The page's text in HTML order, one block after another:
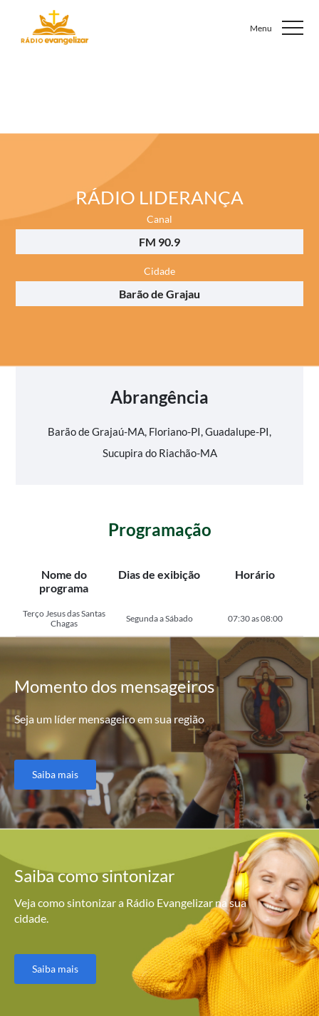
RÁDIO LIDERANÇA
Canal
FM 90.9
Cidade
Barão de Grajau
Abrangência
Barão de Grajaú-MA, Floriano-PI, Guadalupe-PI,
Sucupira do Riachão-MA
Programação
Nome do
programa
Dias de exibição Horário
Terço Jesus das Santas
Chagas
Segunda a Sábado 07:30 as 08:00
Momentodos mensageiros
Seja um líder mensageiro em sua região
Saiba mais
Saiba comosintonizar
Veja como sintonizar a Rádio Evangelizar na sua
cidade.
Saiba mais